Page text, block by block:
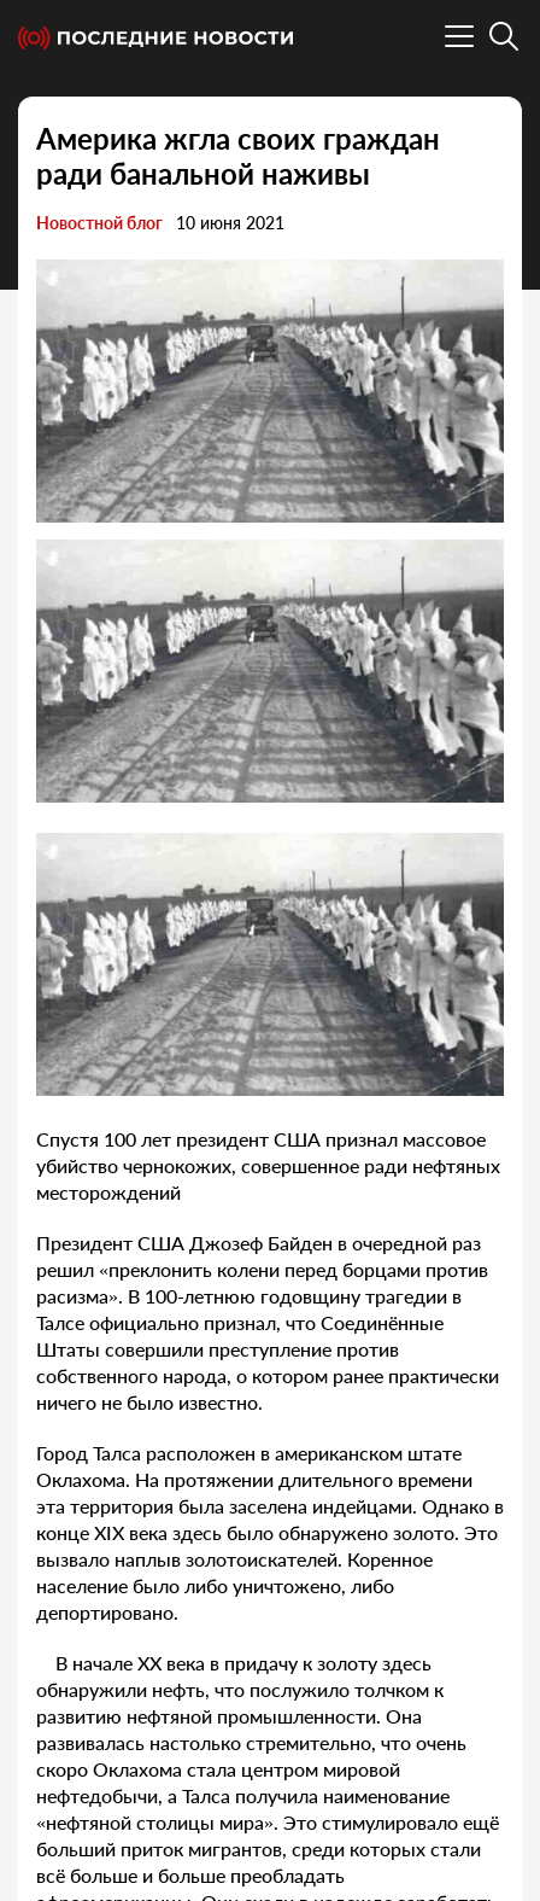
Америка жгла своих граждан
ради банальной наживы
Новостной блог 10 июня 2021
Спустя 100 лет президент США признал массовое
убийство чернокожих, совершенное ради нефтяных
месторождений
Президент США Джозеф Байден в очередной раз
решил «преклонить колени перед борцами против
расизма». В 100-летнюю годовщину трагедии в
Талсе официально признал, что Соединённые
Штаты совершили преступление против
собственного народа, о котором ранее практически
ничего не было известно.
Город Талса расположен в американском штате
Оклахома. На протяжении длительного времени
эта территория была заселена индейцами. Однако в
конце XIX века здесь было обнаружено золото. Это
вызвало наплыв золотоискателей. Коренное
население было либо уничтожено, либо
депортировано.
В начале XX века в придачу к золоту здесь
обнаружили нефть, что послужило толчком к
развитию нефтяной промышленности. Она
развивалась настолько стремительно, что очень
скоро Оклахома стала центром мировой
нефтедобычи, а Талса получила наименование
«нефтяной столицы мира». Это стимулировало ещё
больший приток мигрантов, среди которых стали
всё больше и больше преобладать